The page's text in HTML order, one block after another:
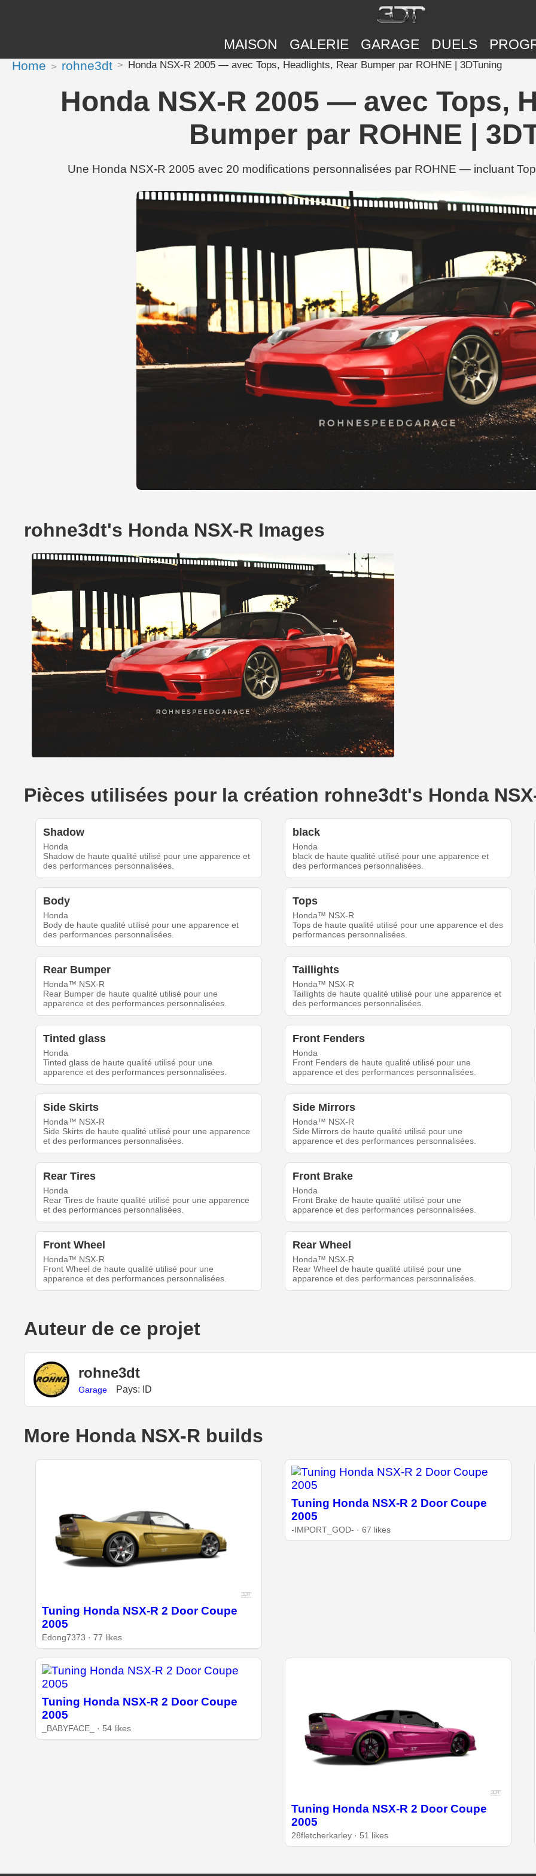
MAISON GALERIE GARAGE DUELS
Home rohne3dt Honda NSX-R 2005 — avec Tops, Headlights, Rear Bumper par ROHNE | 3DTuning
Honda NSX-R 2005 — avec Tops,
Bumper par ROHNE |
Une Honda NSX-R 2005 avec 20 modifications personnalisées par ROHNE — incluant
rohne3dt's Honda NSX-R Images
Pièces utilisées pour la création rohne3dt's Honda
Shadow
Honda
Shadow de haute qualité utilisé pour une apparence et
des performances personnalisées.
black
Honda
black de haute qualité utilisé pour une apparence et
des performances personnalisées.
Body
Honda
Body de haute qualité utilisé pour une apparence et
des performances personnalisées.
Tops
Honda™ NSX-R
Tops de haute qualité utilisé pour une apparence et des
performances personnalisées.
Rear Bumper
Honda™ NSX-R
Rear Bumper de haute qualité utilisé pour une
apparence et des performances personnalisées.
Taillights
Honda™ NSX-R
Taillights de haute qualité utilisé pour une apparence et
des performances personnalisées.
Tinted glass
Honda
Tinted glass de haute qualité utilisé pour une
apparence et des performances personnalisées.
Front Fenders
Honda
Front Fenders de haute qualité utilisé pour une
apparence et des performances personnalisées.
Side Skirts
Honda™ NSX-R
Side Skirts de haute qualité utilisé pour une apparence
et des performances personnalisées.
Side Mirrors
Honda™ NSX-R
Side Mirrors de haute qualité utilisé pour une
apparence et des performances personnalisées.
Rear Tires
Honda
Rear Tires de haute qualité utilisé pour une apparence
et des performances personnalisées.
Front Brake
Honda
Front Brake de haute qualité utilisé pour une
apparence et des performances personnalisées.
Front Wheel
Honda™ NSX-R
Front Wheel de haute qualité utilisé pour une
apparence et des performances personnalisées.
Rear Wheel
Honda™ NSX-R
Rear Wheel de haute qualité utilisé pour une
apparence et des performances personnalisées.
Auteur de ce projet
rohne3dt
Garage Pays: ID
More Honda NSX-R builds
Tuning Honda NSX-R 2 Door Coupe
2005
Edong7373 · 77 likes
Tuning Honda NSX-R 2 Door Coupe
2005
-IMPORT_GOD- · 67 likes
Tuning Honda NSX-R 2 Door Coupe
2005
_BABYFACE_ · 54 likes
Tuning Honda NSX-R 2 Door Coupe
2005
28fletcherkarley · 51 likes